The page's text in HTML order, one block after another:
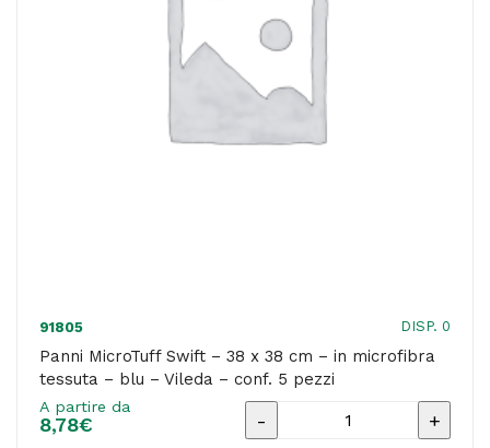
200
strappi
35x25
quantità
91805 DISP. 0
Panni MicroTuff Swift – 38 x 38 cm – in microfibra
tessuta – blu – Vileda – conf. 5 pezzi
A partire da
8,78€
Panni